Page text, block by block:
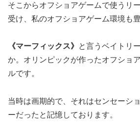
そこからオフショアゲームで使うリ
受け、私のオフショアゲーム環境も
《マーフィックス》 と言うベイトリ
か。オリンピックが作ったオフショ
ルです。
当時は画期的で、それはセンセーシ
ーだったと記憶しております。